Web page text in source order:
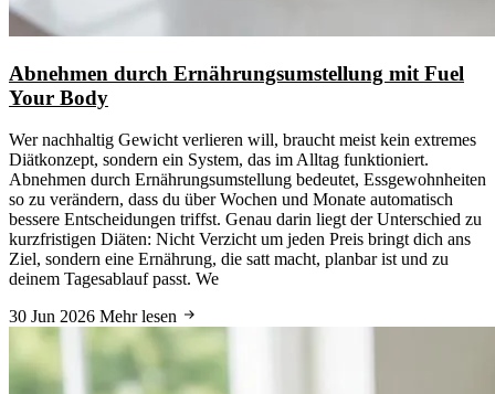
Abnehmen durch Ernährungsumstellung mit Fuel
Your Body
Wer nachhaltig Gewicht verlieren will, braucht meist kein extremes
Diätkonzept, sondern ein System, das im Alltag funktioniert.
Abnehmen durch Ernährungsumstellung bedeutet, Essgewohnheiten
so zu verändern, dass du über Wochen und Monate automatisch
bessere Entscheidungen triffst. Genau darin liegt der Unterschied zu
kurzfristigen Diäten: Nicht Verzicht um jeden Preis bringt dich ans
Ziel, sondern eine Ernährung, die satt macht, planbar ist und zu
deinem Tagesablauf passt. We
30 Jun 2026 Mehr lesen